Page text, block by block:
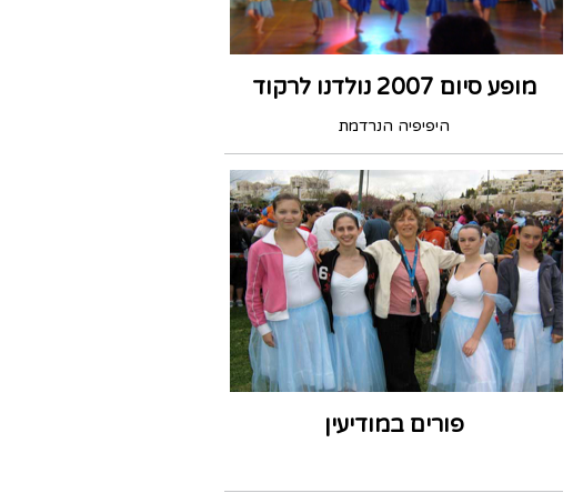
מופע סיום 2007 נולדנו לרקוד
היפיפיה הנרדמת
פורים במודיעין